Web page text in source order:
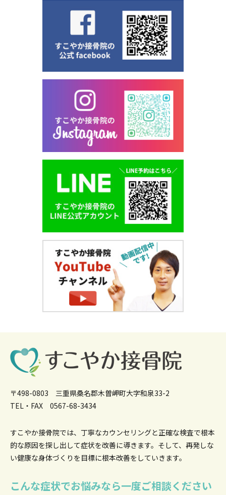
〒498-0803 三重県桑名郡木曽岬町大字和泉33-2
TEL・FAX 0567-68-3434
すこやか接骨院では、丁寧なカウンセリングと正確な検査で根本
的な原因を探し出して症状を改善に導きます。そして、再発しな
い健康な身体づくりを目標に根本改善をしていきます。
こんな症状でお悩みなら一度ご相談ください